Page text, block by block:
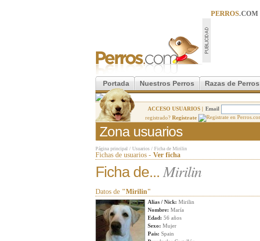
PERROS.COM
Portada Nuestros Perros Razas de Perros
ACCESO USUARIOS | Email
registrado? Regístrate
Zona usuarios
Página principal / Usuarios / Ficha de Mirilin
Fichas de usuarios - Ver ficha
Ficha de... Mirilin
Datos de "Mirilin"
Alias / Nick: Mirilin
Nombre: María
Edad: 56 años
Sexo: Mujer
Pais: Spain